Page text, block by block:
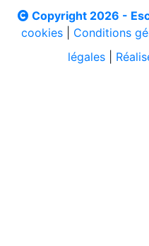
Copyright 2026 -
cookies| Conditions
légales